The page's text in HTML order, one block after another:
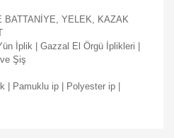
BATTANİYE, YELEK, KAZAK
İplik | Gazzal El Örgü İplikleri |
Şiş
| Pamuklu ip | Polyester ip |